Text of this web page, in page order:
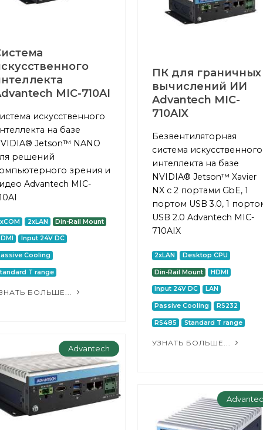
MIC-710AI
искусственного
на базе
Jetson™ NANO
решений
зрения и
Advantech MIC-
2xLAN Din-Rail Mount
Input 24V DC
Cooling
T range
БОЛЬШЕ...
ПК для граничных
вычислений ИИ
Advantech MIC-
710AIX
Безвентиляторная
система искусственного
интеллекта на базе
NVIDIA® Jetson™ Xavier
NX с 2 портами GbE, 1
портом USB 3.0, 1
USB 2.0 Advantech MIC-
710AIX
2xLAN Desktop CPU
Din-Rail Mount HDMI
Input 24V DC LAN
Passive Cooling RS232
RS485 Standard T range
УЗНАТЬ БОЛЬШЕ...
Advantech